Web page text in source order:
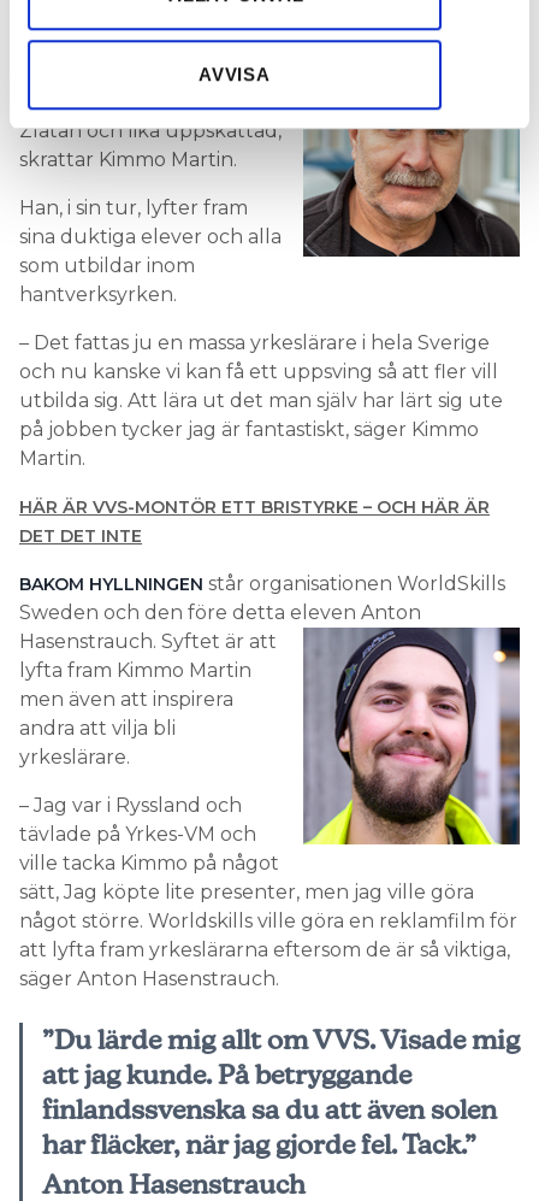
information som du har tillhandahållit eller som de har
samlat in när du har använt deras tjänster.
AVVISA
framför en avbildning av sig själv.
– Det känns fantastiskt att
jag är i samma klass som
Zlatan och lika uppskattad,
skrattar Kimmo Martin.
Han, i sin tur, lyfter fram
sina duktiga elever och alla
som utbildar inom
hantverksyrken.
– Det fattas ju en massa yrkeslärare i hela Sverige
och nu kanske vi kan få ett uppsving så att fler vill
utbilda sig. Att lära ut det man själv har lärt sig ute
på jobben tycker jag är fantastiskt, säger Kimmo
Martin.
HÄR ÄR VVS-MONTÖR ETT BRISTYRKE – OCH HÄR ÄR
DET DET INTE
BAKOM HYLLNINGEN står organisationen WorldSkills
Sweden och den före detta eleven Anton
Hasenstrauch. Syftet är att
lyfta fram Kimmo Martin
men även att inspirera
andra att vilja bli
yrkeslärare.
– Jag var i Ryssland och
tävlade på Yrkes-VM och
ville tacka Kimmo på något
sätt, Jag köpte lite presenter, men jag ville göra
något större. Worldskills ville göra en reklamfilm för
att lyfta fram yrkeslärarna eftersom de är så viktiga,
säger Anton Hasenstrauch.
”Du lärde mig allt om VVS. Visade mig
att jag kunde. På betryggande
finlandssvenska sa du att även solen
har fläcker, när jag gjorde fel. Tack.”
Anton Hasenstrauch